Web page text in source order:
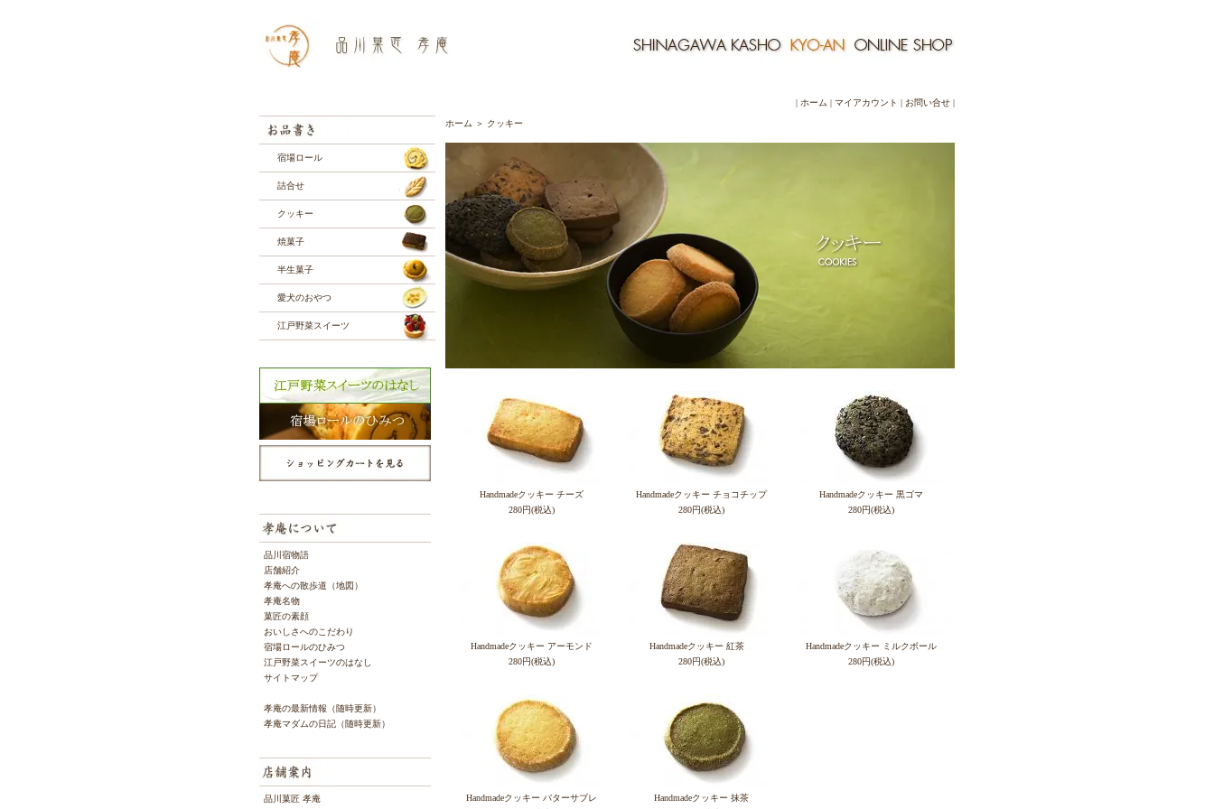
| ホーム | マイアカウント | お問い合せ |
宿場ロール
詰合せ
クッキー
焼菓子
半生菓子
愛犬のおやつ
江戸野菜スイーツ
品川宿物語
店舗紹介
孝庵への散歩道（地図）
孝庵名物
菓匠の素顔
おいしさへのこだわり
宿場ロールのひみつ
江戸野菜スイーツのはなし
サイトマップ
孝庵の最新情報（随時更新）
孝庵マダムの日記（随時更新）
品川菓匠 孝庵
ホーム ＞ クッキー
Handmadeクッキー チーズ
280円(税込)
Handmadeクッキー チョコチップ
280円(税込)
Handmadeクッキー 黒ゴマ
280円(税込)
Handmadeクッキー アーモンド
280円(税込)
Handmadeクッキー 紅茶
280円(税込)
Handmadeクッキー ミルクボール
280円(税込)
Handmadeクッキー バターサブレ
Handmadeクッキー 抹茶